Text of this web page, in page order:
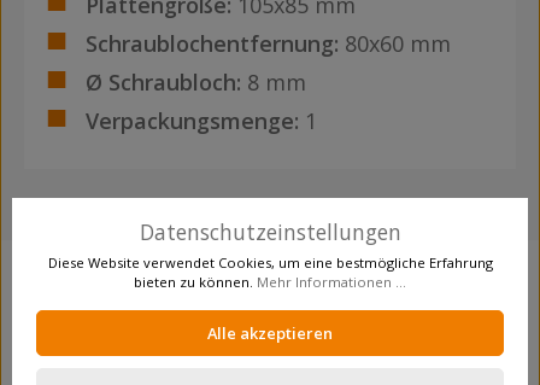
Schraublochentfernung: 80x60 mm
Ø Schraubloch: 8 mm
Verpackungsmenge: 1
Datenschutzeinstellungen
Diese Website verwendet Cookies, um eine bestmögliche Erfahrung
bieten zu können. Mehr Informationen ...
Alle akzeptieren